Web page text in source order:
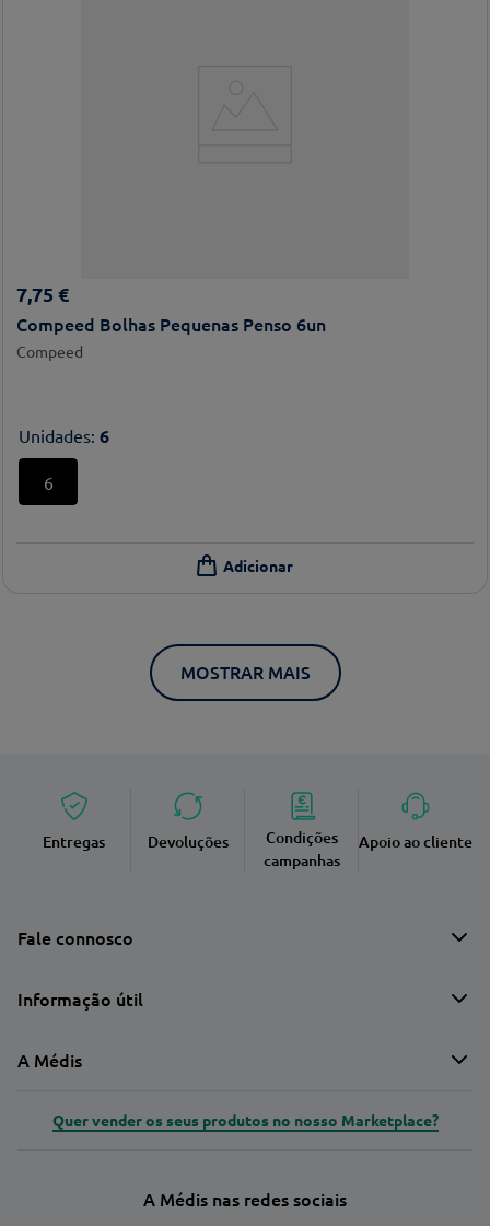
7,75 €
Compeed Bolhas Pequenas Penso 6un
Compeed
Unidades: 6
6
MOSTRAR MAIS
Entregas Devoluções
Condições
campanhas
Apoio ao cliente
Fale connosco
Informação útil
A Médis
Quer vender os seus produtos no nosso Marketplace?
A Médis nas redes sociais